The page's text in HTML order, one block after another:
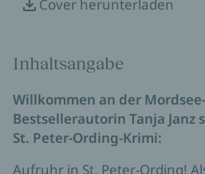
Cover herunterladen
Inhaltsangabe
Willkommen an der
Bestsellerautorin Tanja
St. Peter-Ording-Krimi:
Aufruhr in St. Peter-Ording!